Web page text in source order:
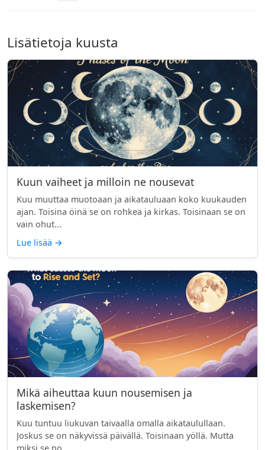
Lisätietoja kuusta
Kuun vaiheet ja milloin ne nousevat
Kuu muuttaa muotoaan ja aikatauluaan koko kuukauden
ajan. Toisina öinä se on rohkea ja kirkas. Toisinaan se on
vain ohut...
Lue lisää →
Mikä aiheuttaa kuun nousemisen ja
laskemisen?
Kuu tuntuu liukuvan taivaalla omalla aikataulullaan.
Joskus se on näkyvissä päivällä. Toisinaan yöllä. Mutta